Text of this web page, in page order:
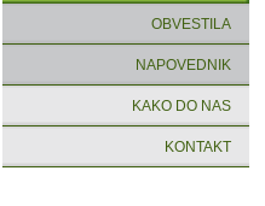
OBVESTILA
NAPOVEDNIK
KAKO DO NAS
KONTAKT